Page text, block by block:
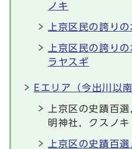
ノキ
上京区民の誇り
上京区民の誇り
ラヤスギ
Eエリア（今出川以
上京区の史蹟百
明神社，クスノキ
上京区の史蹟百